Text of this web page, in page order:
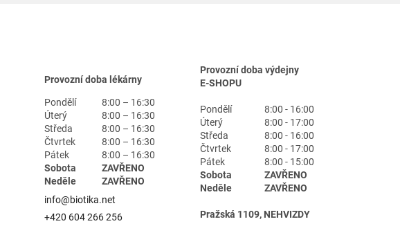
Provozní doba lékárny
Pondělí
8:00 – 16:30
Úterý
8:00 – 16:30
Středa
8:00 – 16:30
Čtvrtek
8:00 – 16:30
Pátek
8:00 – 16:30
Sobota
ZAVŘENO
Neděle
ZAVŘENO
info@biotika.net
+420 604 266 256
Provozní doba výdejny
E-SHOPU
Pondělí
8:00 - 16:00
Úterý
8:00 - 17:00
Středa
8:00 - 16:00
Čtvrtek
8:00 - 17:00
Pátek
8:00 - 15:00
Sobota
ZAVŘENO
Neděle
ZAVŘENO
Pražská 1109, NEHVIZDY